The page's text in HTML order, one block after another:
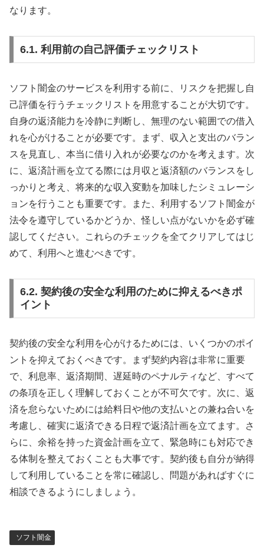
なります。
6.1. 利用前の自己評価チェックリスト
ソフト闇金のサービスを利用する前に、リスクを把握し自
己評価を行うチェックリストを用意することが大切です。
自身の返済能力を冷静に判断し、無理のない範囲での借入
れを心がけることが必要です。まず、収入と支出のバラン
スを見直し、本当に借り入れが必要なのかを考えます。次
に、返済計画を立てる際には月収と返済額のバランスをし
っかりと考え、将来的な収入変動を加味したシミュレーシ
ョンを行うことも重要です。また、利用するソフト闇金が
法令を遵守しているかどうか、怪しい点がないかを必ず確
認してください。これらのチェックを全てクリアしてはじ
めて、利用へと進むべきです。
6.2. 契約後の安全な利用のために抑えるべきポ
イント
契約後の安全な利用を心がけるためには、いくつかのポイ
ントを抑えておくべきです。まず契約内容は非常に重要
で、利息率、返済期間、遅延時のペナルティなど、すべて
の条項を正しく理解しておくことが不可欠です。次に、返
済を怠らないためには給料日や他の支払いとの兼ね合いを
考慮し、確実に返済できる日程で返済計画を立てます。さ
らに、余裕を持った資金計画を立て、緊急時にも対応でき
る体制を整えておくことも大事です。契約後も自分が納得
して利用していることを常に確認し、問題があればすぐに
相談できるようにしましょう。
ソフト闇金